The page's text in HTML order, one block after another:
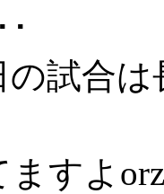
の試合
ますよorz